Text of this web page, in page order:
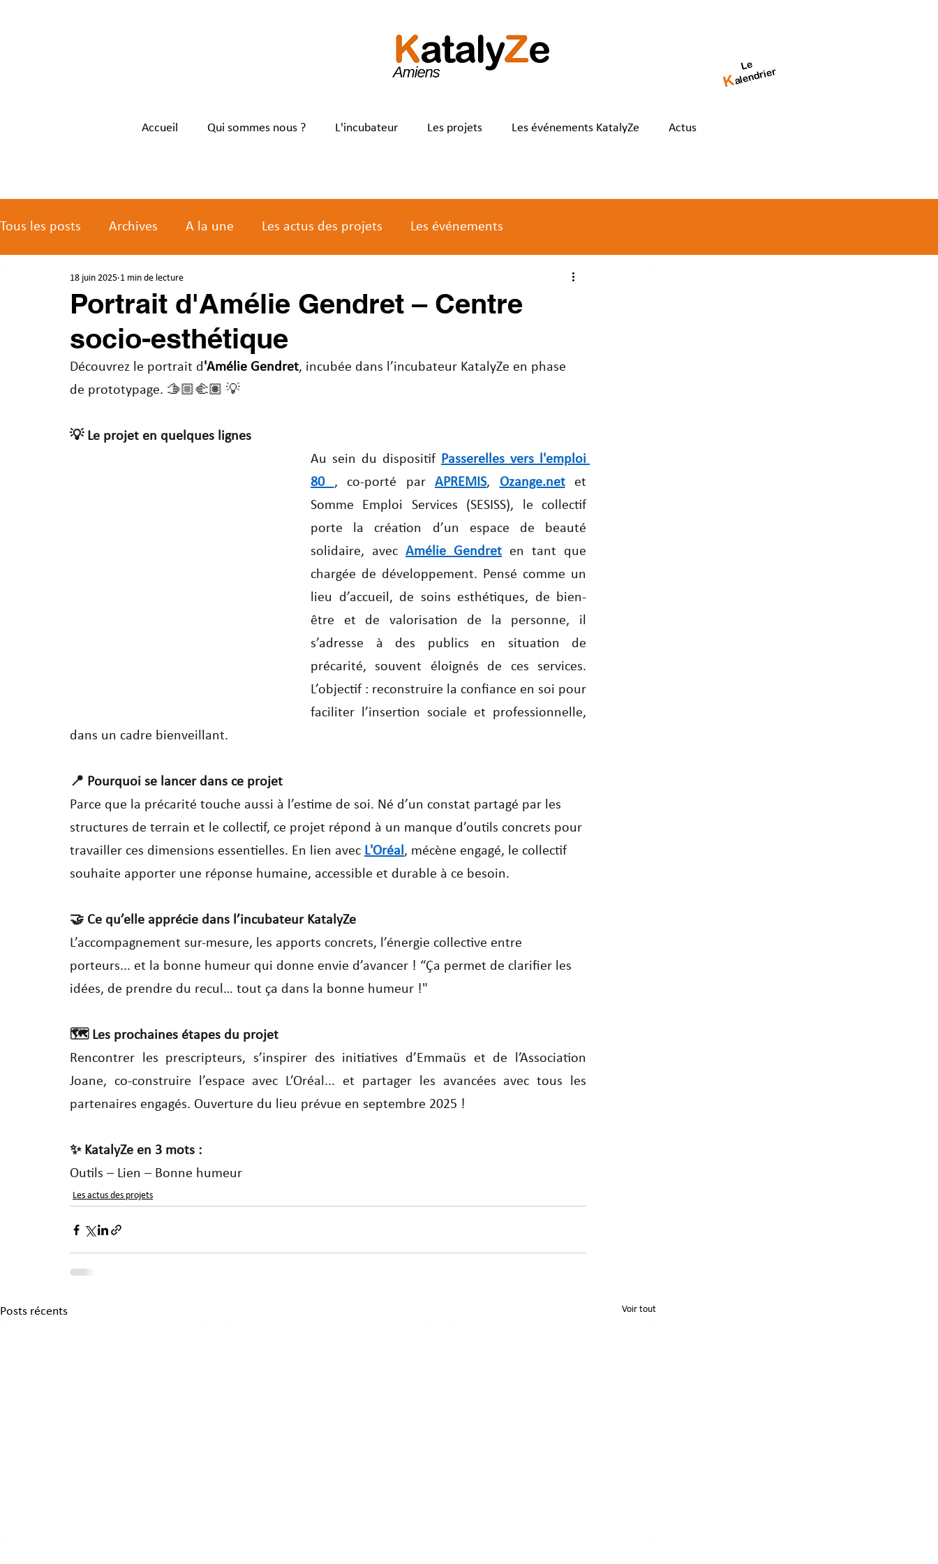
Accueil Qui sommes nous ? L'incubateur Les projets Les événements KatalyZe Actus
Le
Kalendrier
Tous les posts Archives A la une Les actus des projets Les événements
Les actus des membres
Portrait d'Amélie Gendret – Centre
socio-esthétique
18 juin 2025 1 min de lecture
Découvrez le portrait d'Amélie Gendret, incubée dans l’incubateur KatalyZe en phase
de prototypage. 🫱🏼‍🫲🏽 💡
💡 Le projet en quelques lignes
Au sein du dispositif Passerelles vers l'emploi
80 , co-porté par APREMIS, Ozange.net et
Somme Emploi Services (SESISS), le collectif
porte la création d’un espace de beauté
solidaire, avec Amélie Gendret en tant que
chargée de développement. Pensé comme un
lieu d’accueil, de soins esthétiques, de bien-
être et de valorisation de la personne, il
s’adresse à des publics en situation de
précarité, souvent éloignés de ces services.
L’objectif : reconstruire la confiance en soi pour
faciliter l’insertion sociale et professionnelle,
dans un cadre bienveillant.
📍 Pourquoi se lancer dans ce projet
Parce que la précarité touche aussi à l’estime de soi. Né d’un constat partagé par les
structures de terrain et le collectif, ce projet répond à un manque d’outils concrets pour
travailler ces dimensions essentielles. En lien avec L'Oréal, mécène engagé, le collectif
souhaite apporter une réponse humaine, accessible et durable à ce besoin.
🤝 Ce qu’elle apprécie dans l’incubateur KatalyZe
L’accompagnement sur-mesure, les apports concrets, l’énergie collective entre
porteurs... et la bonne humeur qui donne envie d’avancer ! “Ça permet de clarifier les
idées, de prendre du recul… tout ça dans la bonne humeur !"
🗺️ Les prochaines étapes du projet
Rencontrer les prescripteurs, s’inspirer des initiatives d’Emmaüs et de l’Association
Joane, co-construire l’espace avec L’Oréal... et partager les avancées avec tous les
partenaires engagés. Ouverture du lieu prévue en septembre 2025 !
✨ KatalyZe en 3 mots :
Outils – Lien – Bonne humeur
Les actus des projets
Posts récents Voir tout